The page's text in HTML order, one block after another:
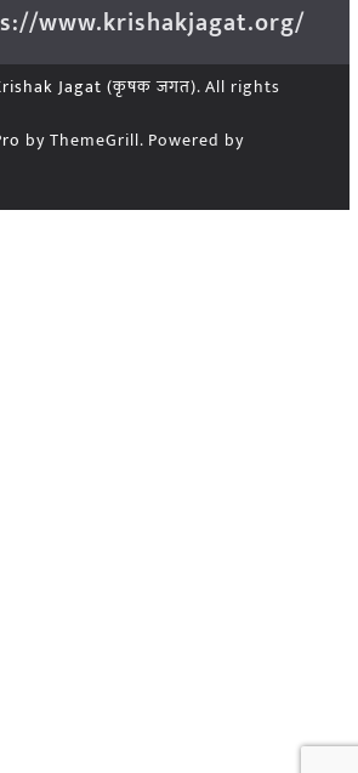
www.krishakjagat.org/
Jagat (कृषक जगत). All rights
by ThemeGrill. Powered by